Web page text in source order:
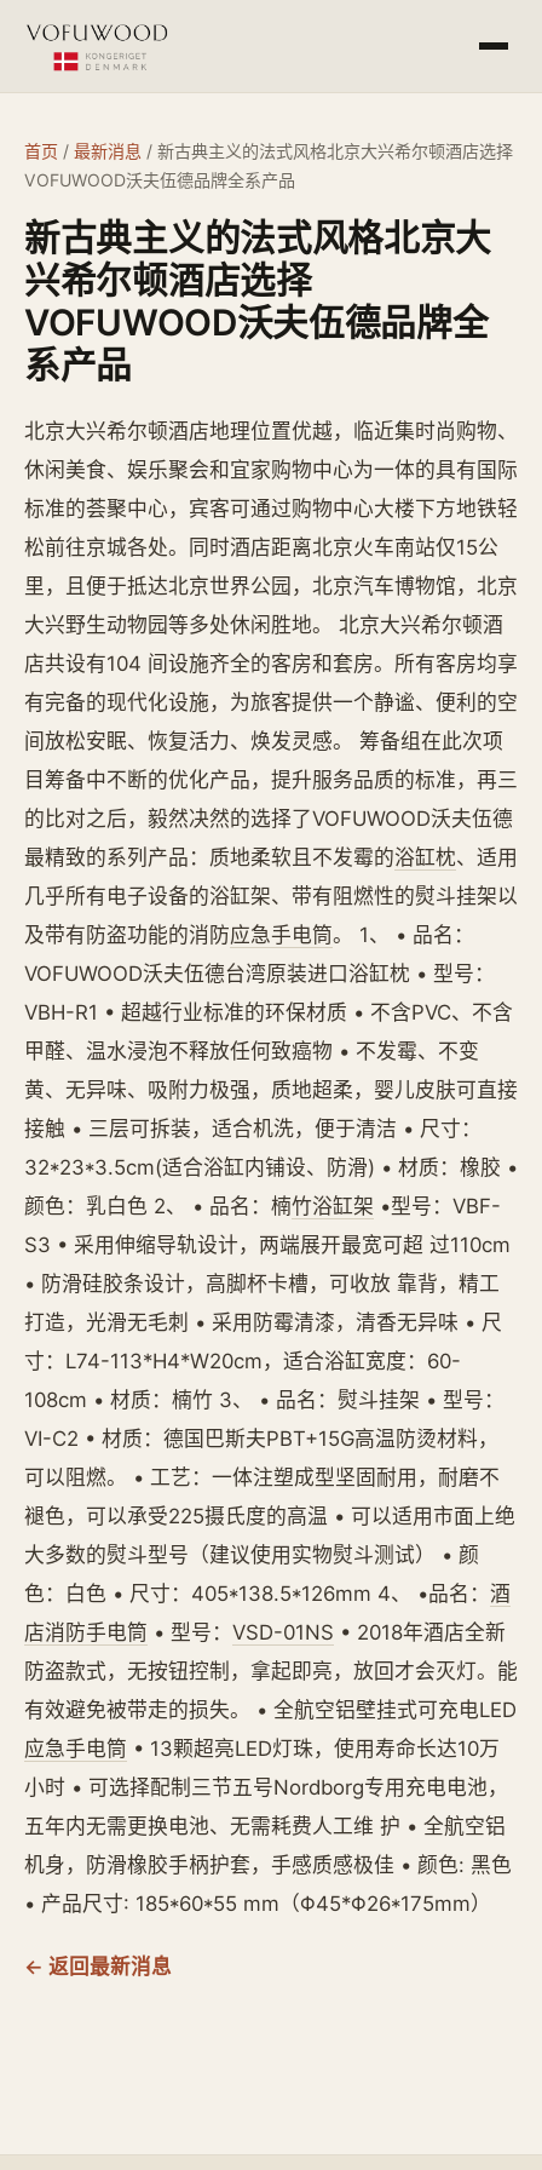
工程案例
常见问答
最新消息
杭州欧萨酒店设备有限公司
service@vofu.cn
首页 / 最新消息 / 新古典主义的法式风格北京大兴希尔顿酒店选择
VOFUWOOD沃夫伍德品牌全系产品
新古典主义的法式风格北京大
兴希尔顿酒店选择
VOFUWOOD沃夫伍德品牌全
系产品
北京大兴希尔顿酒店地理位置优越，临近集时尚购物、
休闲美食、娱乐聚会和宜家购物中心为一体的具有国际
标准的荟聚中心，宾客可通过购物中心大楼下方地铁轻
松前往京城各处。同时酒店距离北京火车南站仅15公
里，且便于抵达北京世界公园，北京汽车博物馆，北京
大兴野生动物园等多处休闲胜地。 北京大兴希尔顿酒
店共设有104 间设施齐全的客房和套房。所有客房均享
有完备的现代化设施，为旅客提供一个静谧、便利的空
间放松安眠、恢复活力、焕发灵感。 筹备组在此次项
目筹备中不断的优化产品，提升服务品质的标准，再三
的比对之后，毅然决然的选择了VOFUWOOD沃夫伍德
最精致的系列产品：质地柔软且不发霉的浴缸枕、适用
几乎所有电子设备的浴缸架、带有阻燃性的熨斗挂架以
及带有防盗功能的消防应急手电筒。 1、 • 品名：
VOFUWOOD沃夫伍德台湾原装进口浴缸枕 • 型号：
VBH-R1 • 超越行业标准的环保材质 • 不含PVC、不含
甲醛、温水浸泡不释放任何致癌物 • 不发霉、不变
黄、无异味、吸附力极强，质地超柔，婴儿皮肤可直接
接触 • 三层可拆装，适合机洗，便于清洁 • 尺寸：
32*23*3.5cm(适合浴缸内铺设、防滑) • 材质：橡胶 •
颜色：乳白色 2、 • 品名：楠竹浴缸架 •型号：VBF-
S3 • 采用伸缩导轨设计，两端展开最宽可超 过110cm
• 防滑硅胶条设计，高脚杯卡槽，可收放 靠背，精工
打造，光滑无毛刺 • 采用防霉清漆，清香无异味 • 尺
寸：L74-113*H4*W20cm，适合浴缸宽度：60-
108cm • 材质：楠竹 3、 • 品名：熨斗挂架 • 型号：
VI-C2 • 材质：德国巴斯夫PBT+15G高温防烫材料，
可以阻燃。 • 工艺：一体注塑成型坚固耐用，耐磨不
褪色，可以承受225摄氏度的高温 • 可以适用市面上绝
大多数的熨斗型号（建议使用实物熨斗测试） • 颜
色：白色 • 尺寸：405*138.5*126mm 4、 •品名： 酒
店消防手电筒 • 型号： VSD-01NS • 2018年酒店全新
防盗款式，无按钮控制，拿起即亮，放回才会灭灯。能
有效避免被带走的损失。 • 全航空铝壁挂式可充电LED
应急手电筒 • 13颗超亮LED灯珠，使用寿命长达10万
小时 • 可选择配制三节五号Nordborg专用充电电池，
五年内无需更换电池、无需耗费人工维 护 • 全航空铝
机身，防滑橡胶手柄护套，手感质感极佳 • 颜色: 黑色
• 产品尺寸: 185*60*55 mm（Φ45*Φ26*175mm）
← 返回最新消息